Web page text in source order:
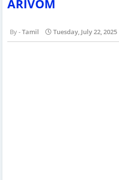
ARIVOM
Tamil Tuesday, July 22, 2025